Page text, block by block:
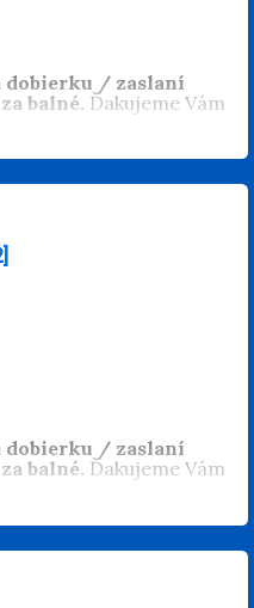
dobierku / zaslaní
balné. Ďakujeme Vám
dobierku / zaslaní
balné. Ďakujeme Vám